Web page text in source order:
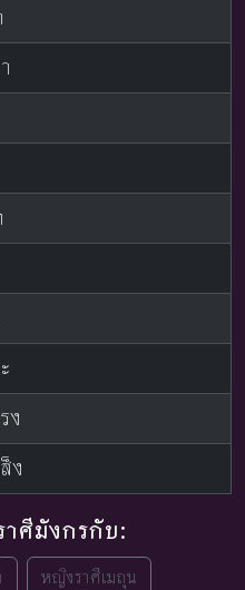
ง
ง
ศีมังกรกับ:
หญิงราศีเมถุน